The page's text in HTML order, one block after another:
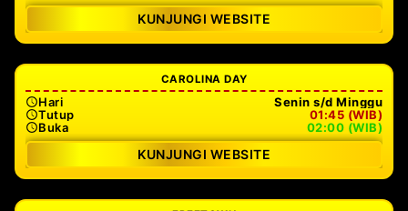
KUNJUNGI WEBSITE
CAROLINA DAY
Hari
Senin s/d Minggu
Tutup
01:45 (WIB)
Buka
02:00 (WIB)
KUNJUNGI WEBSITE